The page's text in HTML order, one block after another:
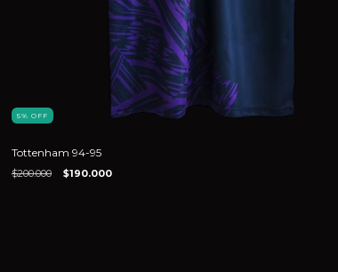
5% OFF
Tottenham 94-95
$200.000 $190.000